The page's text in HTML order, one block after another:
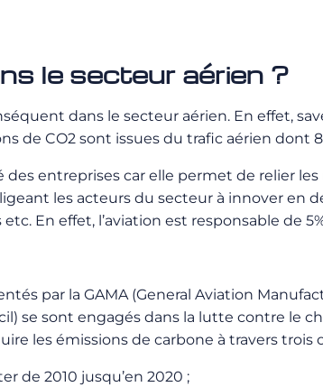
le secteur aérien ?
dans le secteur aérien. En effet,
de CO2 sont issues du trafic aérien dont 8
entreprises car elle permet de relier
les acteurs du secteur à innover en
etc. En effet, l’aviation est responsable de
par la GAMA (General Aviation
se sont engagés dans la lutte contre le
les émissions de carbone à travers trois
de 2010 jusqu’en 2020 ;